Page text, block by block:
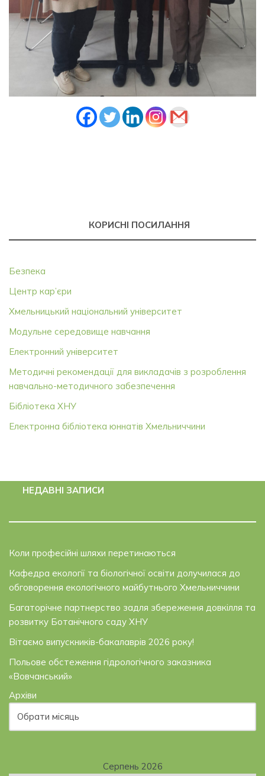
КОРИСНІ ПОСИЛАННЯ
Безпека
Центр кар’єри
Хмельницький національний університет
Модульне середовище навчання
Електронний університет
Методичні рекомендації для викладачів з розроблення
навчально-методичного забезпечення
Бібліотека ХНУ
Електронна бібліотека юннатів Хмельниччини
НЕДАВНІ ЗАПИСИ
Коли професійні шляхи перетинаються
Кафедра екології та біологічної освіти долучилася до
обговорення екологічного майбутнього Хмельниччини
Багаторічне партнерство задля збереження довкілля та
розвитку Ботанічного саду ХНУ
Вітаємо випускників-бакалаврів 2026 року!
Польове обстеження гідрологічного заказника
«Вовчанський»
Архіви
Серпень 2026